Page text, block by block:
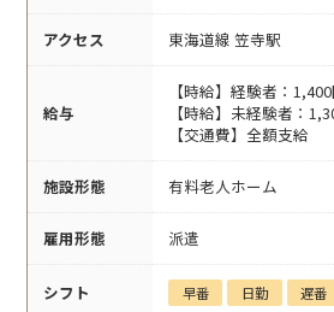
アクセス 東海道線 笠寺駅
給与
【時給】経験者：
【時給】未経験者：
【交通費】全額支給
施設形態 有料老人ホーム
雇用形態 派遣
シフト 早番 日勤 遅番